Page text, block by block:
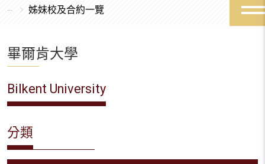
姊妹校及合約一覽
畢爾肯大學
Bilkent University
分類